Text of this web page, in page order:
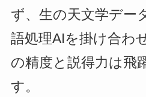
ず、生の天文学デー
語処理AIを掛け合わ
の精度と説得力は飛
す。